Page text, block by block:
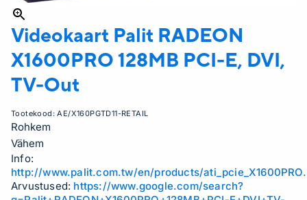
Videokaart Palit RADEON
X1600PRO 128MB PCI-E, DVI,
TV-Out
Tootekood:AE/X160PGTD11-RETAIL
Rohkem
Vähem
Info:
http://www.palit.com.tw/en/products/
Arvustused: https://www.google.com/search?